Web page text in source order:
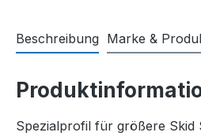
Beschreibung Marke &
Spezialprofil für größere Skid